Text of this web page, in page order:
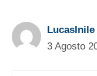
LucasInile
3 Agosto